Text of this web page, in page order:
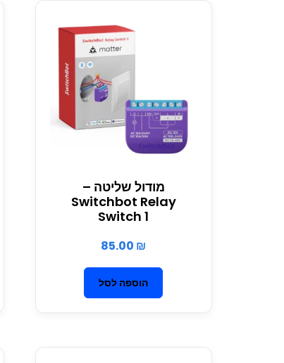
מודול שליטה –
Switchbot Relay
Switch 1
85.00 ₪
הוספה לסל